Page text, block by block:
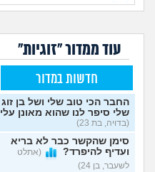
עוד ממדור "זוגיות"
חדשות במדור
החבר הכי טוב שלי ושל בן זוג
שלי סיפר לנו שהוא מאונן עלי
(בדויה, בת 23)
סימן שהקשר כבר לא בריא
ועדיף להיפרד?
(אתלט
לשעבר, בן 24)